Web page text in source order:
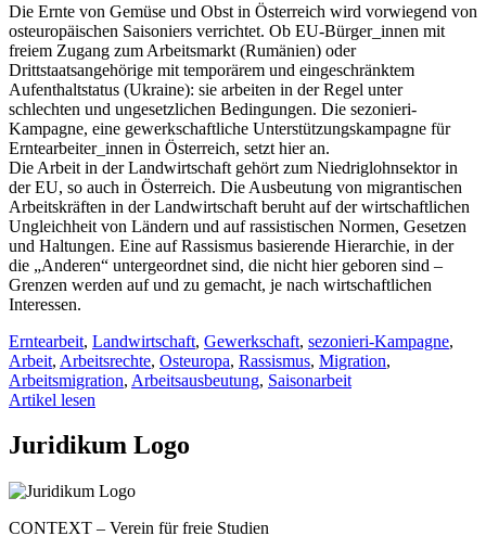
Die Ernte von Gemüse und Obst in Österreich wird vorwiegend von
osteuropäischen Saisoniers verrichtet. Ob EU-Bürger_innen mit
freiem Zugang zum Arbeitsmarkt (Rumänien) oder
Drittstaatsangehörige mit temporärem und eingeschränktem
Aufenthaltstatus (Ukraine): sie arbeiten in der Regel unter
schlechten und ungesetzlichen Bedingungen. Die sezonieri-
Kampagne, eine gewerkschaftliche Unterstützungskampagne für
Erntearbeiter_innen in Österreich, setzt hier an.
Die Arbeit in der Landwirtschaft gehört zum Niedriglohnsektor in
der EU, so auch in Österreich. Die Ausbeutung von migrantischen
Arbeitskräften in der Landwirtschaft beruht auf der wirtschaftlichen
Ungleichheit von Ländern und auf rassistischen Normen, Gesetzen
und Haltungen. Eine auf Rassismus basierende Hierarchie, in der
die „Anderen“ untergeordnet sind, die nicht hier geboren sind –
Grenzen werden auf und zu gemacht, je nach wirtschaftlichen
Interessen.
Erntearbeit, Landwirtschaft, Gewerkschaft, sezonieri-Kampagne,
Arbeit, Arbeitsrechte, Osteuropa, Rassismus, Migration,
Arbeitsmigration, Arbeitsausbeutung, Saisonarbeit
Artikel lesen
Juridikum Logo
CONTEXT – Verein für freie Studien